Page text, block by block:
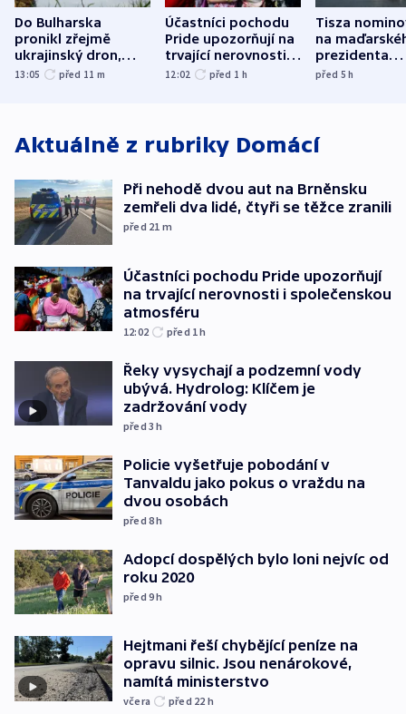
Do Bulharska
pronikl zřejmě
ukrajinský dron,
explodoval kilometr
13:05 před 11 m
Účastníci pochodu
Pride upozorňují na
trvající nerovnosti i
společenskou
12:02 před 1 h
Tisza
na
prezidenta
bývalého
před 5h
Aktuálně z rubriky Domácí
Při nehodě dvou aut na Brněnsku
zemřeli dva lidé, čtyři se těžce zranili
před 21 m
Účastníci pochodu Pride upozorňují
na trvající nerovnosti i společenskou
atmosféru
12:02 před 1h
Řeky vysychají a podzemní vody
ubývá. Hydrolog: Klíčem je
zadržování vody
před 3h
Policie vyšetřuje pobodání v
Tanvaldu jako pokus o vraždu na
dvou osobách
před 8h
Adopcí dospělých bylo loni nejvíc od
roku 2020
před 9h
Hejtmani řeší chybějící peníze na
opravu silnic. Jsou nenárokové,
namítá ministerstvo
včera před 22 h